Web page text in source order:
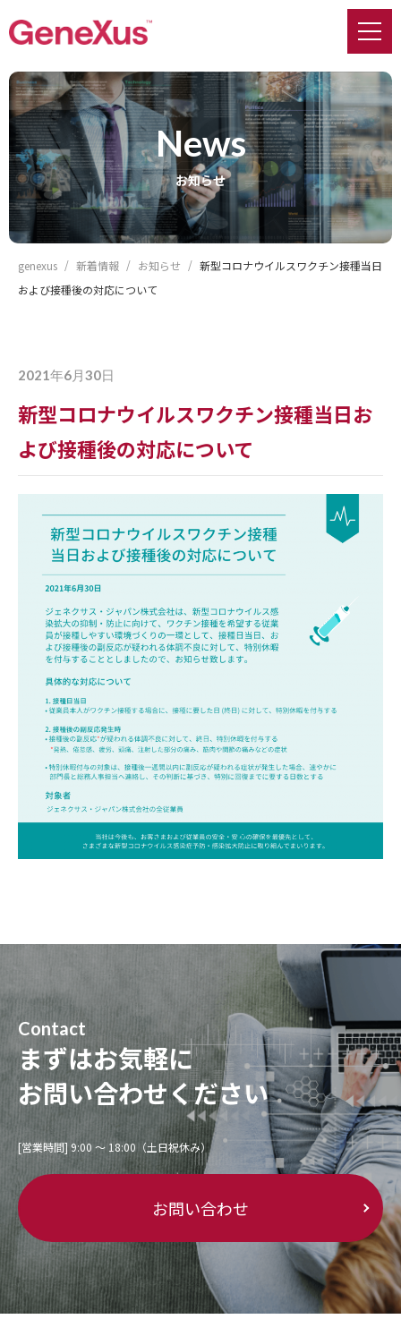
news
お知らせ
genexus 新着情報 お知らせ
新型コロナウイルスワクチン接種当日
および接種後の対応について
2021年6月30日
新型コロナウイルスワクチン接種当日お
よび接種後の対応について
Contact
まずはお気軽に
お問い合わせください
[営業時間] 9:00 〜 18:00（土日祝休み）
お問い合わせ